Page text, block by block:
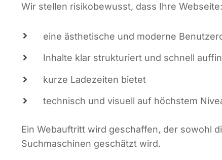
Wir stel­len risi­ko­be­wusst, dass Ihre Webseite:
eine ästhe­ti­sche und moder­ne
Inhal­te klar struk­tu­riert und schnell
kur­ze Lade­zei­ten bietet
tech­nisch und visu­ell auf höchs­tem
Ein Web­auf­tritt wird geschaf­fen, der sowohl
Such­ma­schi­nen geschätzt wird.